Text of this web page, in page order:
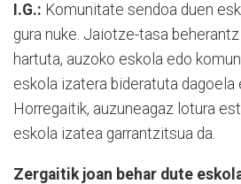
I.G.: Komunitate sendoa duen
gura nuke. Jaiotze-tasa
hartuta, auzoko eskola edo
eskola izatera bideratuta dagoela
Horregaitik, auzuneagaz lotura
eskola izatea garrantzitsua da.
Zergaitik joan behar dute